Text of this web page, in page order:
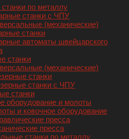
по металлу
станки с ЧПУ
(механические)
станки
автоматы швейцарского
станки
(механические)
станки
станки с ЧПУ
станки
оборудование и молоты
и ковочное оборудование
пресса
пресса
станки по металлу